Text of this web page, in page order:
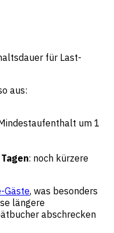
für Last-
aus:
um 1
: noch kürzere
Gäste, was besonders
längere
abschrecken